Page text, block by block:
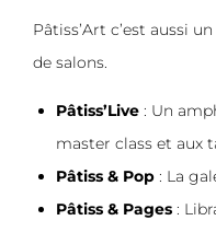
Pâtiss’Art c’est aussi
de salons.
Pâtiss’Live : Un
master class et aux
Pâtiss & Pop : La
Pâtiss & Pages :